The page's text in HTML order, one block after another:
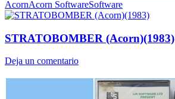
AcornAcorn SoftwareSoftware
STRATOBOMBER (Acorn)(1983)
Deja un comentario